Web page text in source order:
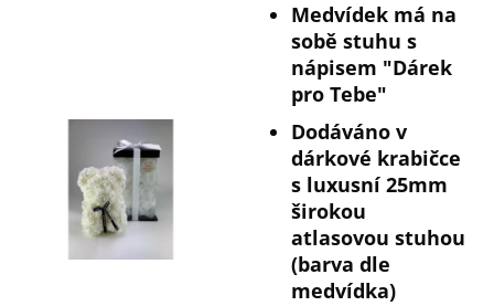
Medvídek má na
sobě stuhu s
nápisem "Dárek
pro Tebe"
Dodáváno v
dárkové krabičce
s luxusní 25mm
širokou
atlasovou stuhou
(barva dle
medvídka)